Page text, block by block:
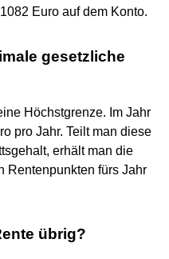
Euro auf dem Konto.
gesetzliche
Höchstgrenze. Im Jahr
pro Jahr. Teilt man diese
erhält man die
Rentenpunkten fürs Jahr
übrig?